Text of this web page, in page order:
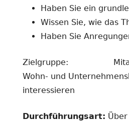
Haben Sie ein
Wissen Sie, wie das
Haben Sie
Zielgruppe:
Wohn- und
interessieren
Durchführungsart: